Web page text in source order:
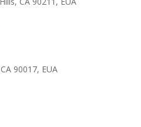
90017, EUA